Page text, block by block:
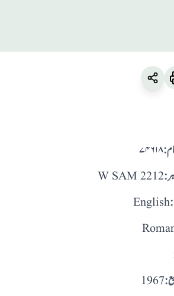
۷۴۶۱۸
W SAM 2212
English
1967